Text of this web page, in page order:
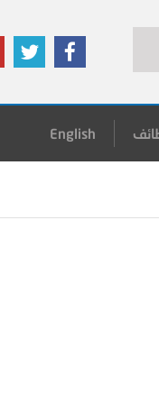
English